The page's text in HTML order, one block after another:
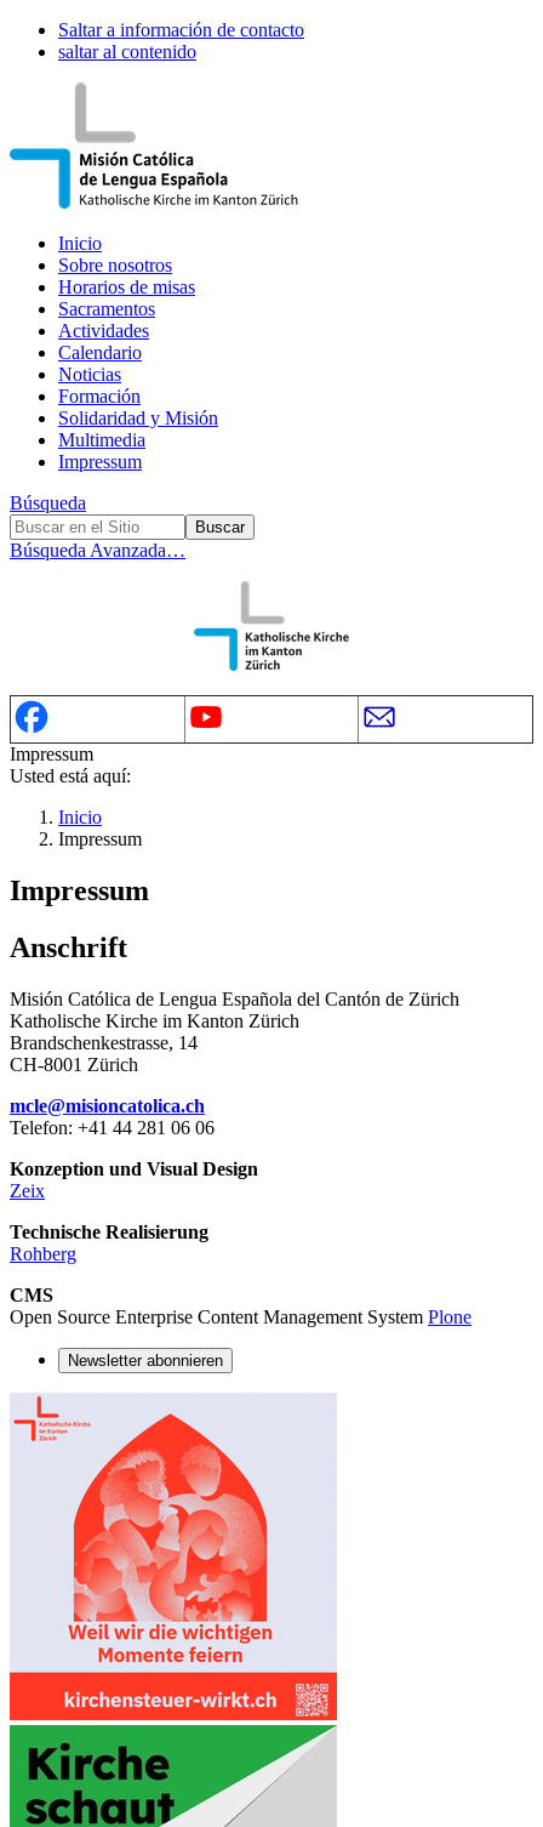
Saltar a información de contacto
saltar al contenido
Inicio
Sobre nosotros
Horarios de misas
Sacramentos
Actividades
Calendario
Noticias
Formación
Solidaridad y Misión
Multimedia
Impressum
Búsqueda
Búsqueda Avanzada…
Impressum
Usted está aquí:
Inicio
Impressum
Impressum
Anschrift
Misión Católica de Lengua Española del Cantón de Zürich
Katholische Kirche im Kanton Zürich
Brandschenkestrasse, 14
CH-8001 Zürich
mcle@misioncatolica.ch
Telefon: +41 44 281 06 06
Konzeption und Visual Design
Zeix
Technische Realisierung
Rohberg
CMS
Open Source Enterprise Content Management System Plone
Newsletter abonnieren